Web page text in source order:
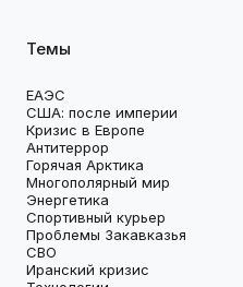
Темы
ЕАЭС
США: после империи
Кризис в Европе
Антитеррор
Горячая Арктика
Многополярный мир
Энергетика
Спортивный курьер
Проблемы Закавказья
СВО
Иранский кризис